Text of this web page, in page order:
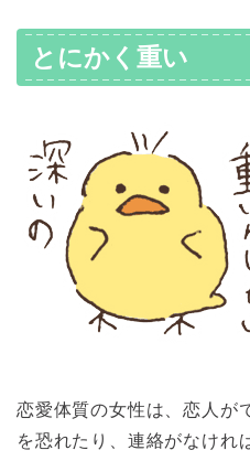
とにかく重い
恋愛体質の女性は、恋人が
を恐れたり、連絡がなけれ